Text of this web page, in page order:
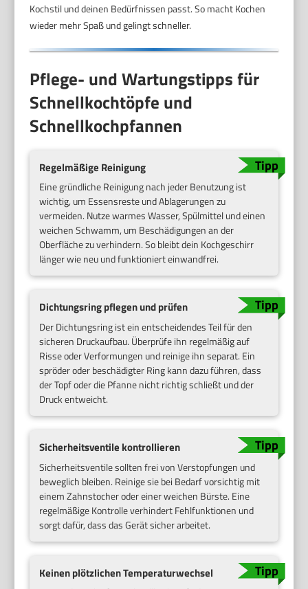
Kochstil und deinen Bedürfnissen passt. So macht Kochen
wieder mehr Spaß und gelingt schneller.
Pflege- und Wartungstipps für
Schnellkochtöpfe und
Schnellkochpfannen
Regelmäßige Reinigung
Eine gründliche Reinigung nach jeder Benutzung ist
wichtig, um Essensreste und Ablagerungen zu
vermeiden. Nutze warmes Wasser, Spülmittel und einen
weichen Schwamm, um Beschädigungen an der
Oberfläche zu verhindern. So bleibt dein Kochgeschirr
länger wie neu und funktioniert einwandfrei.
Dichtungsring pflegen und prüfen
Der Dichtungsring ist ein entscheidendes Teil für den
sicheren Druckaufbau. Überprüfe ihn regelmäßig auf
Risse oder Verformungen und reinige ihn separat. Ein
spröder oder beschädigter Ring kann dazu führen, dass
der Topf oder die Pfanne nicht richtig schließt und der
Druck entweicht.
Sicherheitsventile kontrollieren
Sicherheitsventile sollten frei von Verstopfungen und
beweglich bleiben. Reinige sie bei Bedarf vorsichtig mit
einem Zahnstocher oder einer weichen Bürste. Eine
regelmäßige Kontrolle verhindert Fehlfunktionen und
sorgt dafür, dass das Gerät sicher arbeitet.
Keinen plötzlichen Temperaturwechsel